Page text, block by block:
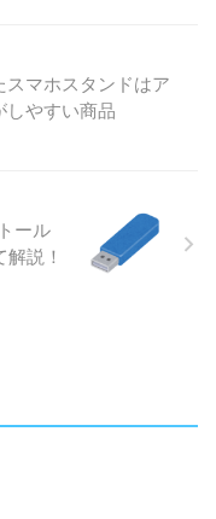
マホスタンドはア
しやすい商品
ール
説！